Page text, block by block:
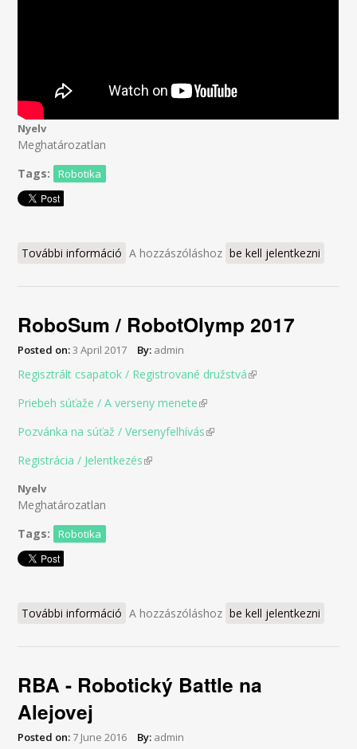
Nyelv
Meghatározatlan
Tags:
Robotika
További információ FLL 2018 tartalommal kapcsolatosan
A hozzászóláshoz be kell jelentkezni
RoboSum / RobotOlymp 2017
Posted on:3 April 2017 By: admin
Regisztrált csapatok / Registrované družstvá(link is external)
Priebeh súťaže / A verseny menete(link is external)
Pozvánka na súťaž / Versenyfelhívás(link is external)
Registrácia / Jelentkezés(link is external)
Nyelv
Meghatározatlan
Tags:
Robotika
További információ RoboSum / RobotOlymp 2017 tartalommal
A hozzászóláshoz be kell jelentkezni
RBA - Robotický Battle na
Alejovej
Posted on: 7 June 2016 By: admin